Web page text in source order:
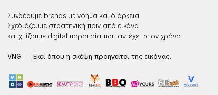
Συνδέουμε brands με νόημα και διάρκεια.
Σχεδιάζουμε στρατηγική πριν από εικόνα
και χτίζουμε digital παρουσία που αντέχει στον χρόνο.
VNG — Εκεί όπου η σκέψη προηγείται της εικόνας.